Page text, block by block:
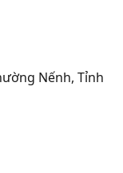
Nếnh, Tỉnh